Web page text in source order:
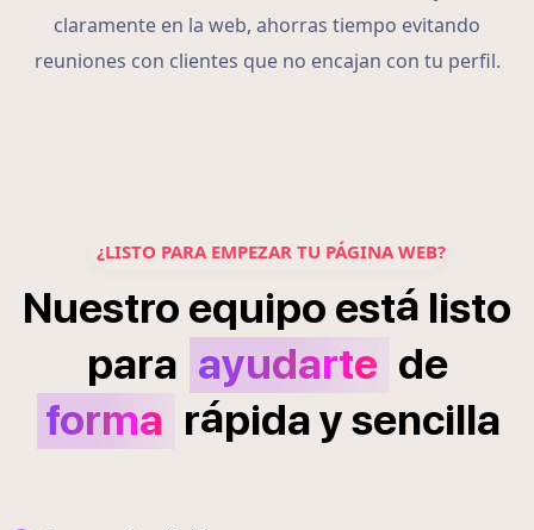
claramente en la web, ahorras tiempo evitando
reuniones con clientes que no encajan con tu perfil.
¿LISTO PARA EMPEZAR TU PÁGINA WEB?
Nuestro equipo está listo
para ayudarte de
forma rápidaysencilla